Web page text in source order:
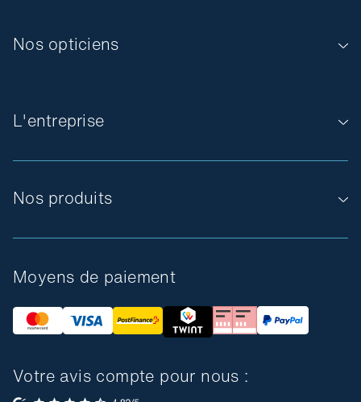
L'entreprise
Nos produits
Nos opticiens
Moyens de paiement
Votre avis compte pour nous :